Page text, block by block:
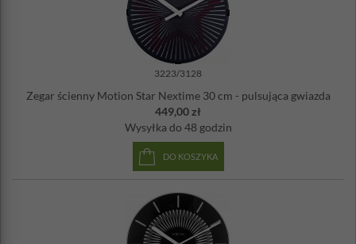
3223/3128
Zegar ścienny Motion Star Nextime 30 cm - pulsująca gwiazda
449,00 zł
Wysyłka do 48 godzin
DO KOSZYKA